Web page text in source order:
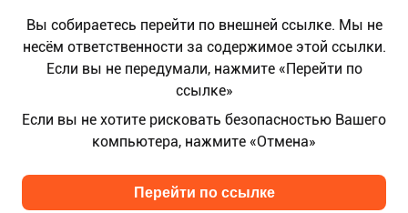
Вы собираетесь перейти по внешней ссылке. Мы не
несём ответственности за содержимое этой ссылки.
Если вы не передумали, нажмите «Перейти по
ссылке»
Если вы не хотите рисковать безопасностью Вашего
компьютера, нажмите «Отмена»
Перейти по ссылке